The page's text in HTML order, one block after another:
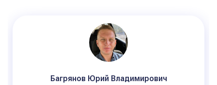
Багрянов Юрий Владимирович